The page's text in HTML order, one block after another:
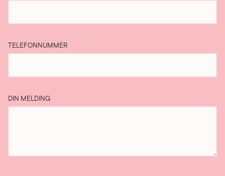
TELEFONNUMMER
DIN MELDING